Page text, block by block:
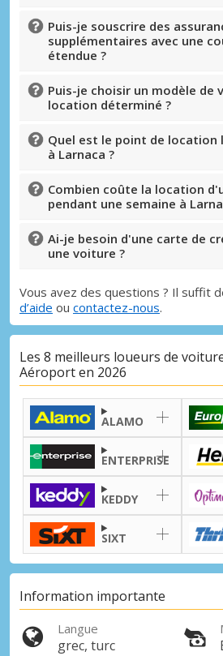
Promotions spéciales
seul endroit
Se connecter
Puis-je souscrire des
supplémentaires avec une
étendue ?
Puis-je choisir un modèle de
location déterminé ?
Quel est le point de location
à Larnaca ?
Combien coûte la location
pendant une semaine à
Ai-je besoin d'une carte de
une voiture ?
Vous avez des questions ? Il suffit
d’aide ou contactez-nous.
Les 8 meilleurs loueurs de
Aéroport en 2026
ALAMO
ENTERPRISE
KEDDY
SIXT
Information importante
Langue
grec, turc